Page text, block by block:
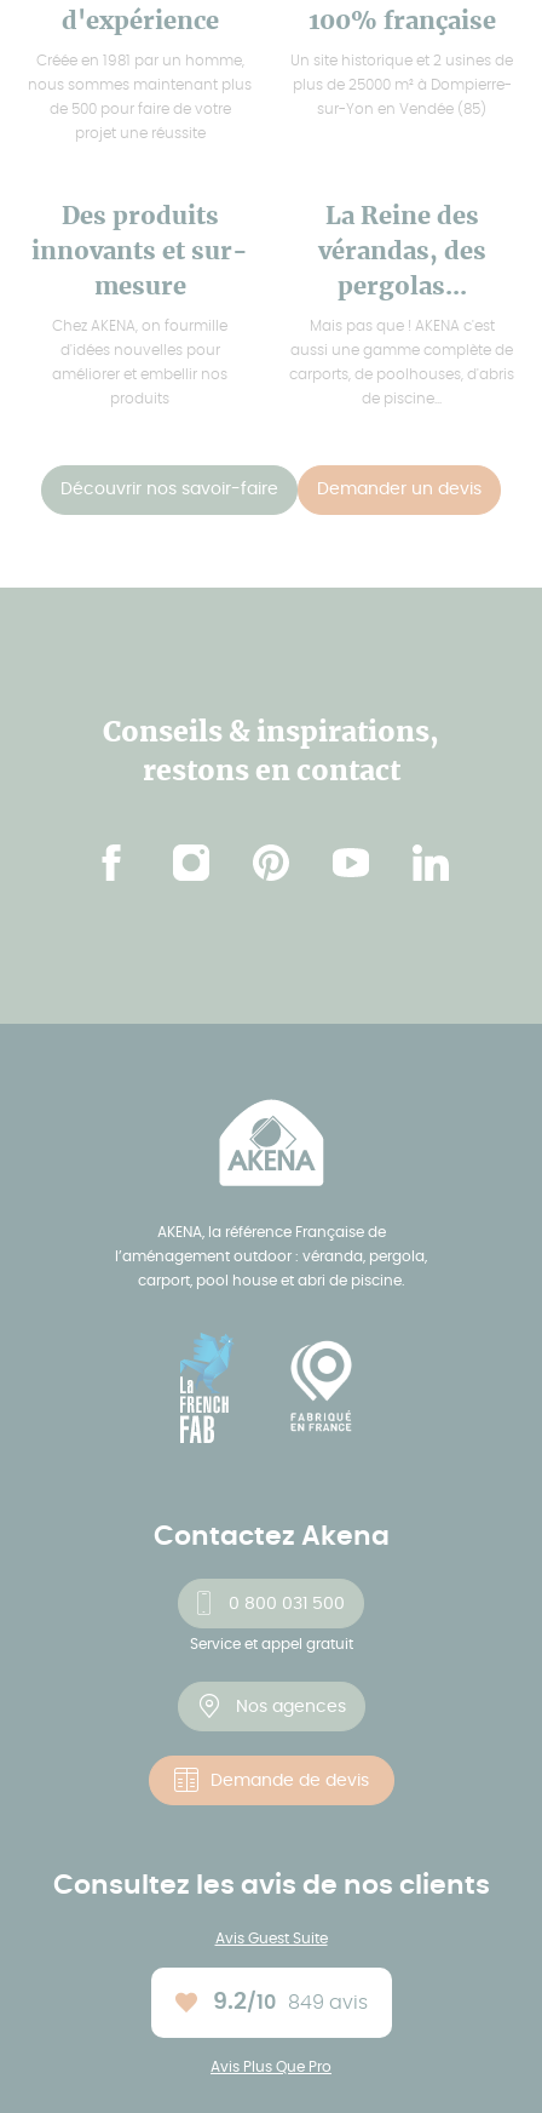
d'expérience
Créée en 1981 par un homme,
nous sommes maintenant plus
de 500 pour faire de votre
projet une réussite
100% française
Un site historique et 2 usines de
plus de 25000 m² à Dompierre-
sur-Yon en Vendée (85)
Des produits
innovants et sur-
mesure
Chez AKENA, on fourmille
d'idées nouvelles pour
améliorer et embellir nos
produits
La Reine des
vérandas, des
pergolas...
Mais pas que ! AKENA c'est
aussi une gamme complète de
carports, de poolhouses, d'abris
de piscine...
Découvrir nos savoir-faire Demander un devis
AKENA, la référence Française de
l’aménagement outdoor : véranda, pergola,
carport, pool house et abri de piscine.
Contactez Akena
0 800 031 500
Service et appel gratuit
Nos agences
Demande de devis
Consultez les avis de nos clients
Avis Guest Suite
Note moyenne :
9.2/10 849 avis
Avis Plus Que Pro
Conseils & inspirations,
restons en contact
FacebookInstagramPinterestYoutube